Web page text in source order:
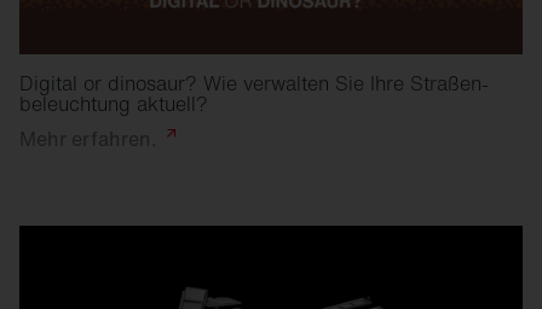
Digital or dinosaur? Wie verwalten Sie Ihre Straßen­
beleuchtung aktuell?
Mehr erfahren.